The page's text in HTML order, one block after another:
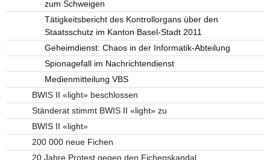
zum Schweigen
Tätigkeitsbericht des Kontrollorgans über den
Staatsschutz im Kanton Basel-Stadt 2011
Geheimdienst: Chaos in der Informatik-Abteilung
Spionagefall im Nachrichtendienst
Medienmitteilung VBS
BWIS II «light» beschlossen
Ständerat stimmt BWIS II «light» zu
BWIS II «light»
200 000 neue Fichen
20 Jahre Protest gegen den Fichenskandal